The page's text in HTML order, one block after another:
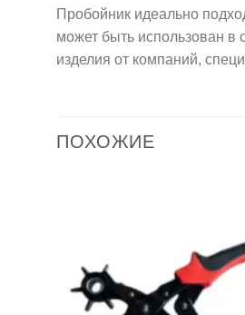
Пробойник идеально
может быть использован в
изделия от компаний,
ПОХОЖИЕ